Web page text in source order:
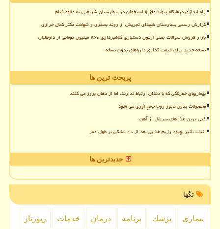
راه اندازی درمانگاه پیوند مغز و استخوان در بیمارستان شریعتی به علاوه فیلم
گزارش رسمی بیمارستان شهدای تجریش از روند بستری و شهادت دکتر کمال خرازی
بازار فروش سوالات جعلی آزمون دستیاری کلاهبرداری ۲۵۰ میلیون تومانی از داوطلبان
نسخه جدید برای قیمت گذاری داروهای بدون نسخه
پربحث ترین ها
بیماریهای خطرناکی که با دندان ارتباط ندارند، اما از دهان بروز می کنند
محصولات بدون مجوز روجا جمع آوری می شود
غنی ترین غذا های سرشار از آهن
اثبات تأثیر بهبود رژیم غذایی بعد از ۴۰ سالگی بر طول عمر
جدیدترین ها
تگها
بیماری پزشك برنامه درمان خدمات رپورتاژ